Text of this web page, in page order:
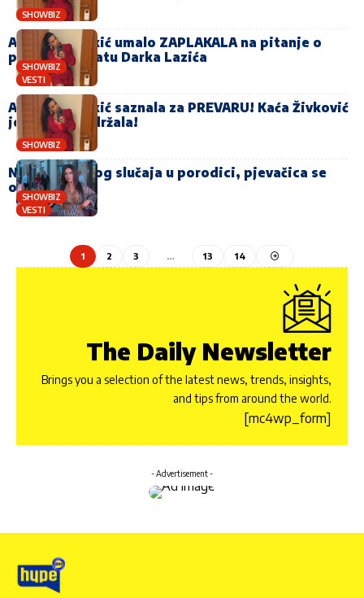
SHOWBIZ
SHOWBIZ
VESTI
Andreana Čekić umalo ZAPLAKALA na pitanje o
pokojnom bratu Darka Lazića
SHOWBIZ
Andreana Čekić saznala za PREVARU! Kaća Živković
je odmah podržala!
SHOWBIZ
VESTI
Nakon smrtnog slučaja u porodici, pjevačica se
oglasila
1 2 3 … 13 14
The Daily Newsletter
Brings you a selection of the latest news, trends, insights,
and tips from around the world.
[mc4wp_form]
- Advertisement -